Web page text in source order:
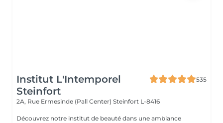
Institut L'Intemporel
Steinfort
535
2A, Rue Ermesinde (Pall Center) Steinfort L-8416
Découvrez notre institut de beauté dans une ambiance